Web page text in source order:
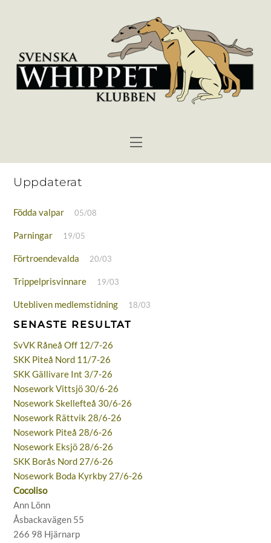
Menu
Uppdaterat
Födda valpar 05/08
Parningar 19/05
Förtroendevalda 20/03
Trippelprisvinnare 19/03
Utebliven medlemstidning 18/03
SENASTE RESULTAT
SvVK Råneå Off 12/7-26
SKK Piteå Nord 11/7-26
SKK Gällivare Int 3/7-26
Nosework Vittsjö 30/6-26
Nosework Skellefteå 30/6-26
Nosework Rättvik 28/6-26
Nosework Piteå 28/6-26
Nosework Eksjö 28/6-26
SKK Borås Nord 27/6-26
Nosework Boda Kyrkby 27/6-26
Cocoliso
Ann Lönn
Åsbackavägen 55
266 98 Hjärnarp